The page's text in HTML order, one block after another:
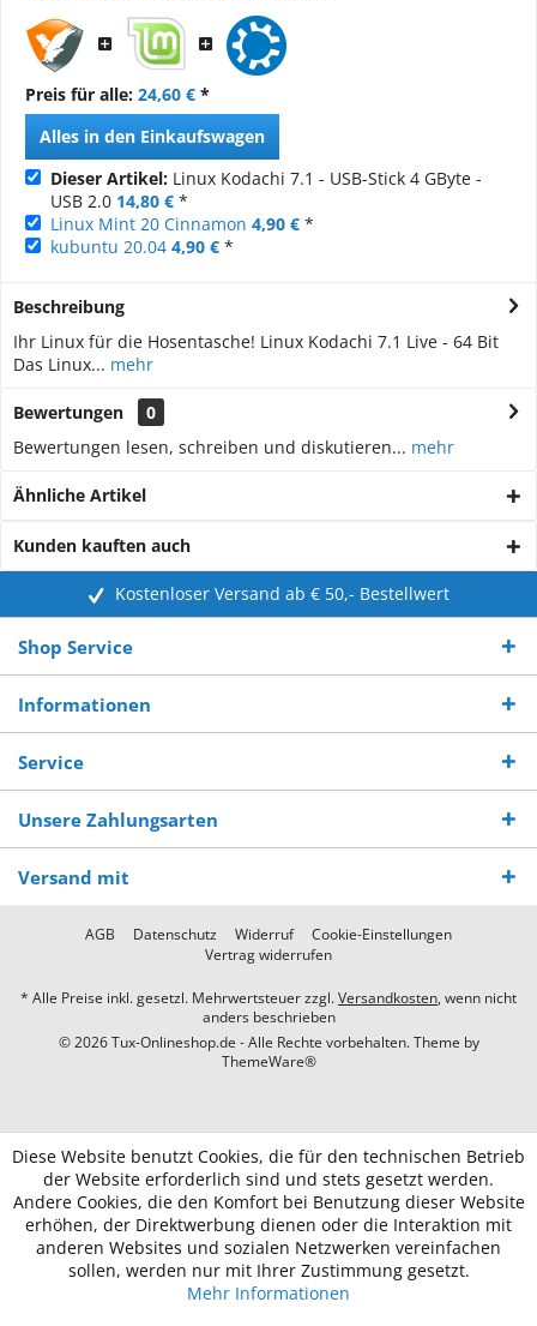
Preis für alle: 24,60 € *
Alles in den Einkaufswagen
Dieser Artikel: Linux Kodachi 7.1 - USB-Stick 4 GByte -
USB 2.0 14,80 € *
Linux Mint 20 Cinnamon 4,90 € *
kubuntu 20.04 4,90 € *
Beschreibung
Ihr Linux für die Hosentasche! Linux Kodachi 7.1 Live - 64 Bit
Das Linux... mehr
Bewertungen
0
Bewertungen lesen, schreiben und diskutieren... mehr
Ähnliche Artikel
Kunden kauften auch
Kostenloser Versand ab € 50,- Bestellwert
Shop Service
Informationen
Service
Unsere Zahlungsarten
Versand mit
AGB Datenschutz Widerruf
Cookie-Einstellungen
Vertrag widerrufen
* Alle Preise inkl. gesetzl. Mehrwertsteuer zzgl.Versandkosten, wenn nicht
anders beschrieben
© 2026 Tux-Onlineshop.de - Alle Rechte vorbehalten. Theme by
ThemeWare®
Diese Website benutzt Cookies, die für den technischen Betrieb
der Website erforderlich sind und stets gesetzt werden.
Andere Cookies, die den Komfort bei Benutzung dieser Website
erhöhen, der Direktwerbung dienen oder die Interaktion mit
anderen Websites und sozialen Netzwerken vereinfachen
sollen, werden nur mit Ihrer Zustimmung gesetzt.
Mehr Informationen